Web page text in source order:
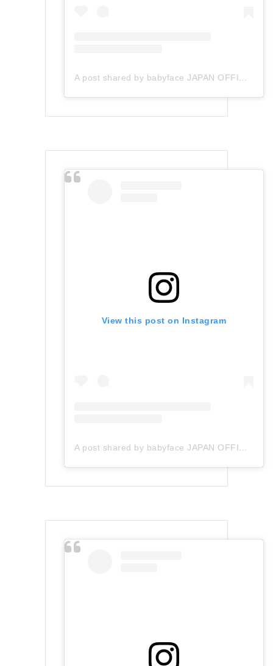
A post shared by babyface JAPAN OFFICIAL (@babyface_japan)
View this post on Instagram
A post shared by babyface JAPAN OFFICIAL (@babyface_japan)